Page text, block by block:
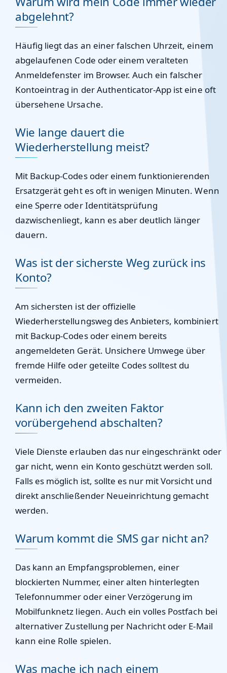
abgelehnt?
Häufig liegt das an einer falschen Uhrzeit, einem
abgelaufenen Code oder einem veralteten
Anmeldefenster im Browser. Auch ein falscher
Kontoeintrag in der Authenticator-App ist eine oft
übersehene Ursache.
Wie lange dauert die
Wiederherstellung meist?
Mit Backup-Codes oder einem funktionierenden
Ersatzgerät geht es oft in wenigen Minuten. Wenn
eine Sperre oder Identitätsprüfung
dazwischenliegt, kann es aber deutlich länger
dauern.
Was ist der sicherste Weg zurück ins
Konto?
Am sichersten ist der offizielle
Wiederherstellungsweg des Anbieters, kombiniert
mit Backup-Codes oder einem bereits
angemeldeten Gerät. Unsichere Umwege über
fremde Hilfe oder geteilte Codes solltest du
vermeiden.
Kann ich den zweiten Faktor
vorübergehend abschalten?
Viele Dienste erlauben das nur eingeschränkt oder
gar nicht, wenn ein Konto geschützt werden soll.
Falls es möglich ist, sollte es nur mit Vorsicht und
direkt anschließender Neueinrichtung gemacht
werden.
Warum kommt die SMS gar nicht an?
Das kann an Empfangsproblemen, einer
blockierten Nummer, einer alten hinterlegten
Telefonnummer oder einer Verzögerung im
Mobilfunknetz liegen. Auch ein volles Postfach bei
alternativer Zustellung per Nachricht oder E-Mail
kann eine Rolle spielen.
Was mache ich nach einem